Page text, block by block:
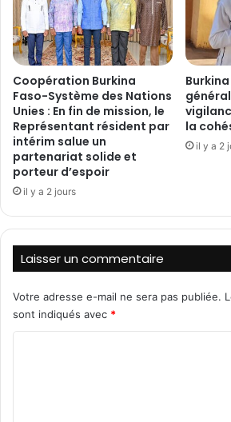
a
c
c
o
m
p
a
n
e
e
C
h
e
m
b
r
e
s
d
u
g
o
u
v
r
m
n
t
:
‎Coopération Burkina
Faso-Système des Nations
Unies : En fin de mission, le
Représentant résident par
intérim salue un
partenariat solide et
porteur d’espoir
il y a 2 jours
la
il y a 2
Laisser un commentaire
Votre adresse e-mail ne sera pas publiée.
sont indiqués avec *